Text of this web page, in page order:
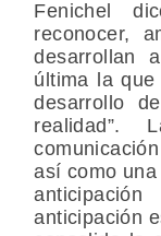
Fenichel
reconocer,
desarrollan
última la
desarrollo
realidad”.
así como
anticipación